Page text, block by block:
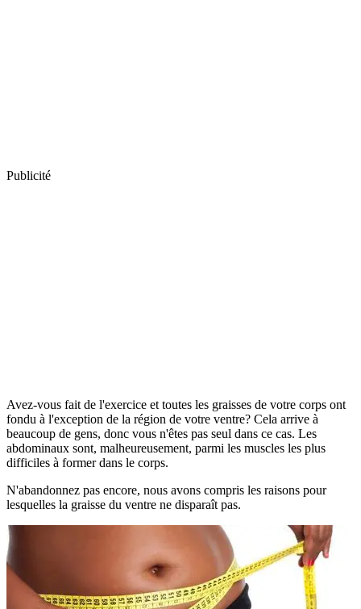
Publicité
Avez-vous fait de l'exercice et toutes les graisses de votre corps ont
fondu à l'exception de la région de votre ventre? Cela arrive à
beaucoup de gens, donc vous n'êtes pas seul dans ce cas. Les
abdominaux sont, malheureusement, parmi les muscles les plus
difficiles à former dans le corps.
N'abandonnez pas encore, nous avons compris les raisons pour
lesquelles la graisse du ventre ne disparaît pas.